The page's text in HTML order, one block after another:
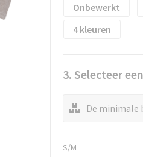
Onbewerkt
4
3. Selecteer
De minimale
S/M